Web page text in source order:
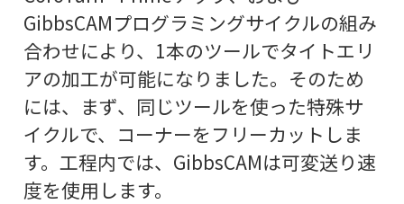
GibbsCAMプログラミングサイクルの組み
合わせにより、1本のツールでタイトエリ
アの加工が可能になりました。そのため
には、まず、同じツールを使った特殊サ
イクルで、コーナーをフリーカットしま
す。工程内では、GibbsCAMは可変送り速
度を使用します。